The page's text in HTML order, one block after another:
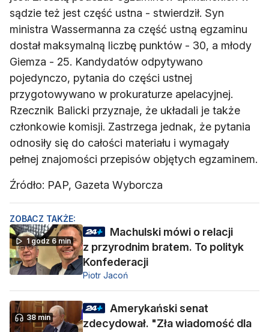
sądzie też jest część ustna - stwierdził. Syn
ministra Wassermanna za część ustną egzaminu
dostał maksymalną liczbę punktów - 30, a młody
Giemza - 25. Kandydatów odpytywano
pojedynczo, pytania do części ustnej
przygotowywano w prokuraturze apelacyjnej.
Rzecznik Balicki przyznaje, że układali je także
członkowie komisji. Zastrzega jednak, że pytania
odnosiły się do całości materiału i wymagały
pełnej znajomości przepisów objętych egzaminem.
Źródło: PAP, Gazeta Wyborcza
ZOBACZ TAKŻE:
1 godz 6 min
Machulski mówi o relacji
z przyrodnim bratem. To polityk
Konfederacji
Piotr Jacoń
38 min
Amerykański senat
zdecydował. "Zła wiadomość dla